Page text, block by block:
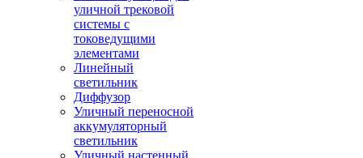
уличной трековой
системы с
токоведущими
элементами
Линейный
светильник
Диффузор
Уличный переносной
аккумуляторный
светильник
Уличный настенный